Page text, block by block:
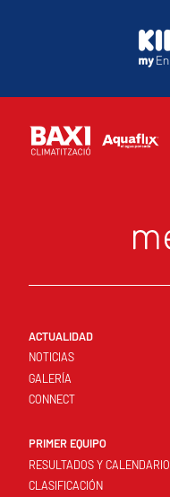
ACTUALIDAD
NOTICIAS
GALERÍA
CONNECT
PRIMER EQUIPO
RESULTADOS Y CALENDARIO
CLASIFICACIÓN